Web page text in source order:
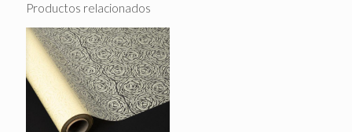
Productos relacionados